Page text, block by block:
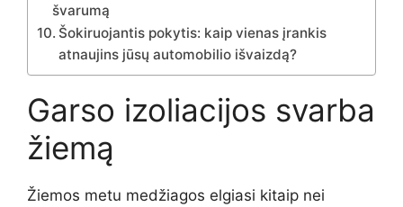
švarumą
Šokiruojantis pokytis: kaip vienas įrankis
atnaujins jūsų automobilio išvaizdą?
Garso izoliacijos svarba
žiemą
Žiemos metu medžiagos elgiasi kitaip nei